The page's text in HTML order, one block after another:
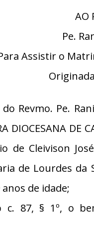
AO
Pe.
Assistir o
do Revmo. Pe.
DIOCESANA DE
de Cleivison
de Lourdes da
de idade;
c. 87, § 1º, o